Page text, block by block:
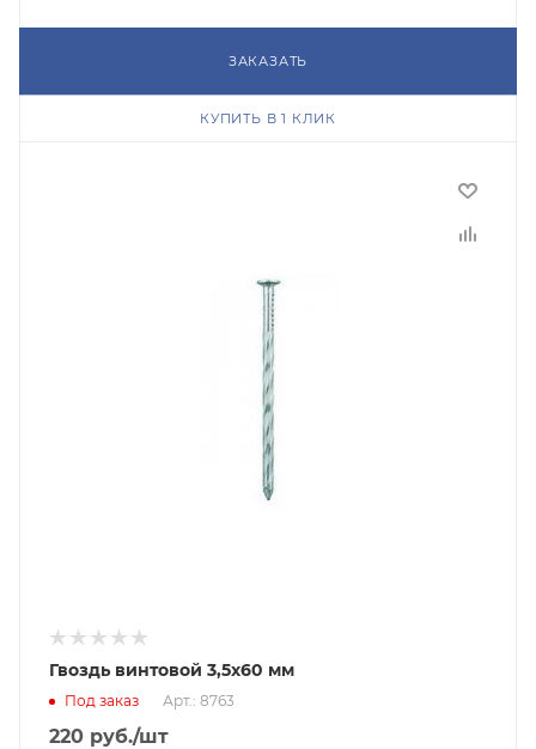
ЗАКАЗАТЬ
КУПИТЬ В 1 КЛИК
Гвоздь винтовой 3,5х60 мм
Под заказ Арт.: 8763
220 руб./шт